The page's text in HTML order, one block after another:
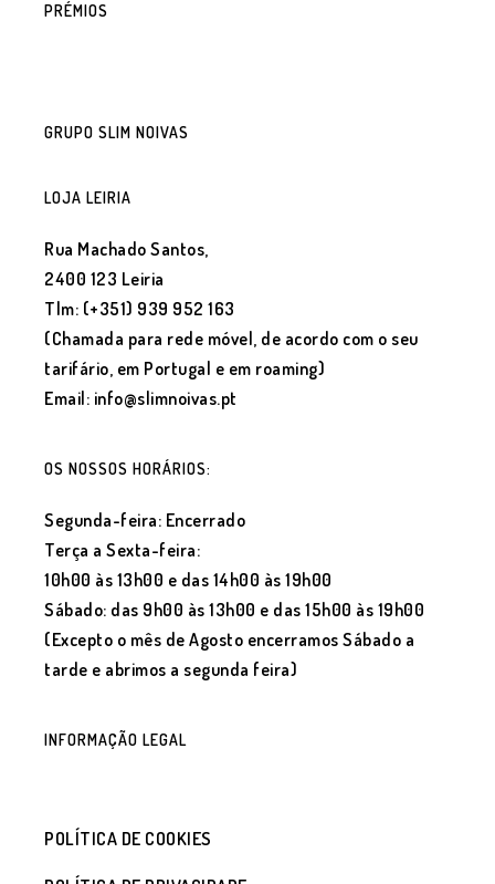
PRÉMIOS
GRUPO SLIM NOIVAS
LOJA LEIRIA
Rua Machado Santos,
2400 123 Leiria
Tlm: (+351) 939 952 163
(Chamada para rede móvel, de acordo com o seu
tarifário, em Portugal e em roaming)
Email: info@slimnoivas.pt
OS NOSSOS HORÁRIOS:
Segunda-feira: Encerrado
Terça a Sexta-feira:
10h00 às 13h00 e das 14h00 às 19h00
Sábado: das 9h00 às 13h00 e das 15h00 às 19h00
(Excepto o mês de Agosto encerramos Sábado a
tarde e abrimos a segunda feira)
INFORMAÇÃO LEGAL
POLÍTICA DE COOKIES